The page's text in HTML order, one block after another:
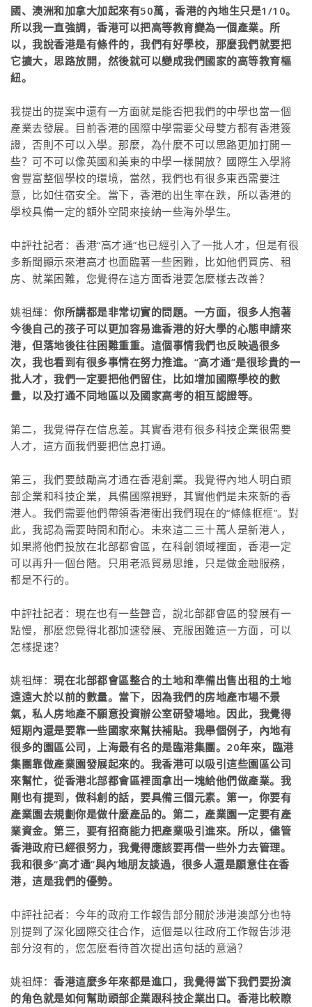
國、澳洲和加拿大加起來有50萬，香港的內地生只是1/10。
所以我一直強調，香港可以把高等教育變為一個產業。所
以，我說香港是有條件的，我們有好學校，那麼我們就要把
它擴大，思路放開，然後就可以變成我們國家的高等教育樞
紐。
我提出的提案中還有一方面就是能否把我們的中學也當一個
產業去發展。目前香港的國際中學需要父母雙方都有香港簽
證，否則不可以入學。那麼，為什麼不可以思路更加打開一
些？可不可以像英國和美東的中學一樣開放？國際生入學將
會豐富整個學校的環境，當然，我們也有很多東西需要注
意，比如住宿安全。當下，香港的出生率在跌，所以香港的
學校具備一定的額外空間來接納一些海外學生。
中評社記者：香港“高才通”也已經引入了一批人才，但是有很
多新聞顯示來港高才也面臨著一些困難，比如他們買房、租
房、就業困難，您覺得在這方面香港要怎麼樣去改善？
姚祖輝：你所講都是非常切實的問題。一方面，很多人抱著
今後自己的孩子可以更加容易進香港的好大學的心態申請來
港，但落地後往往困難重重。這個事情我們也反映過很多
次，我也看到有很多事情在努力推進。“高才通”是很珍貴的一
批人才，我們一定要把他們留住，比如增加國際學校的數
量，以及打通不同地區以及國家高考的相互認證等。
第二，我覺得存在信息差。其實香港有很多科技企業很需要
人才，這方面我們要把信息打通。
第三，我們要鼓勵高才通在香港創業。我覺得內地人明白頭
部企業和科技企業，具備國際視野，其實他們是未來新的香
港人。我們需要他們帶領香港衝出我們現在的“條條框框”。對
此，我認為需要時間和耐心。未來這二三十萬人是新港人，
如果將他們投放在北部都會區，在科創領域裡面，香港一定
可以再升一個台階。只用老派貿易思維，只是做金融服務，
都是不行的。
中評社記者：現在也有一些聲音，說北部都會區的發展有一
點慢，那麼您覺得北都加速發展、克服困難這一方面，可以
怎樣提速？
姚祖輝：現在北部都會區整合的土地和準備出售出租的土地
遠遠大於以前的數量。當下，因為我們的房地產市場不景
氣，私人房地產不願意投資辦公室研發場地。因此，我覺得
短期內還是要靠一些國家來幫扶補貼。我舉個例子，內地有
很多的園區公司，上海最有名的是臨港集團。20年來，臨港
集團靠做產業園發展起來的。我香港可以吸引這些園區公司
來幫忙，從香港北部都會區裡面拿出一塊給他們做產業。我
剛也有提到，做科創的話，要具備三個元素。第一，你要有
產業園去規劃你是做什麼產品的。第二，產業園一定要有產
業資金。第三，要有招商能力把產業吸引進來。所以，儘管
香港政府已經很努力，我覺得應該要再借一些外力去管理。
我和很多“高才通”與內地朋友談過，很多人還是願意住在香
港，這是我們的優勢。
中評社記者：今年的政府工作報告部分關於涉港澳部分也特
別提到了深化國際交往合作，這個是以往政府工作報告涉港
部分沒有的，您怎麼看待首次提出這句話的意涵？
姚祖輝：香港這麼多年來都是進口，我覺得當下我們要扮演
的角色就是如何幫助頭部企業跟科技企業出口。香港比較瞭